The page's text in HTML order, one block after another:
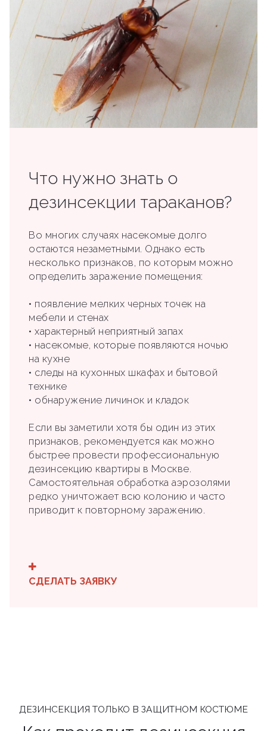
Что нужно знать о
дезинсекции тараканов?
Во многих случаях насекомые долго
остаются незаметными. Однако есть
несколько признаков, по которым можно
определить заражение помещения:
• появление мелких черных точек на
мебели и стенах
• характерный неприятный запах
• насекомые, которые появляются ночью
на кухне
• следы на кухонных шкафах и бытовой
технике
• обнаружение личинок и кладок
Если вы заметили хотя бы один из этих
признаков, рекомендуется как можно
быстрее провести профессиональную
дезинсекцию квартиры в Москве.
Самостоятельная обработка аэрозолями
редко уничтожает всю колонию и часто
приводит к повторному заражению.
СДЕЛАТЬ ЗАЯВКУ
ДЕЗИНСЕКЦИЯ ТОЛЬКО В ЗАЩИТНОМ КОСТЮМЕ